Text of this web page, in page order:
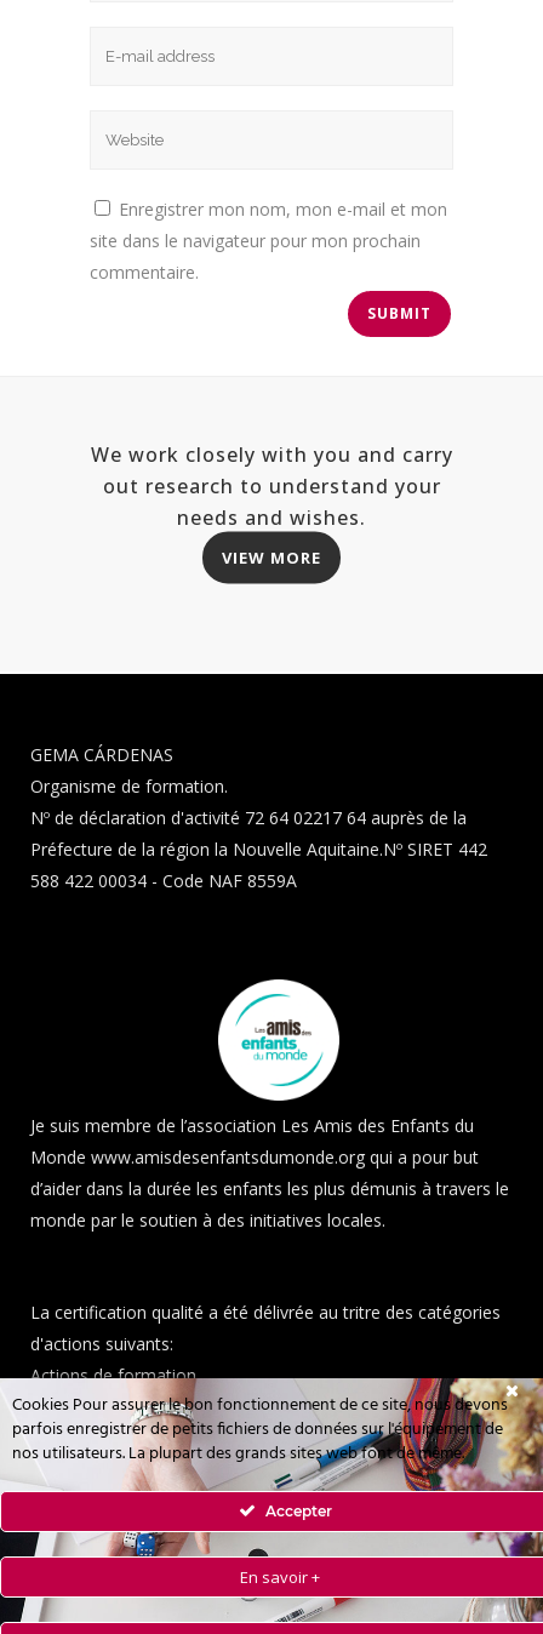
Enregistrer mon nom, mon e-mail et mon
site dans le navigateur pour mon prochain
commentaire.
We work closely with you and carry
out research to understand your
needs and wishes.
VIEW MORE
GEMA CÁRDENAS
Organisme de formation.
Nº de déclaration d'activité 72 64 02217 64 auprès de la
Préfecture de la région la Nouvelle Aquitaine.Nº SIRET 442
588 422 00034 - Code NAF 8559A
Je suis membre de l’association Les Amis des Enfants du
Monde www.amisdesenfantsdumonde.org qui a pour but
d’aider dans la durée les enfants les plus démunis à travers le
monde par le soutien à des initiatives locales.
La certification qualité a été délivrée au tritre des catégories
d'actions suivants:
Actions de formation.
MENTIONS LÉGALES
POLITIQUE DE PROTECTION
Cookies Pour assurer le bon fonctionnement de ce site, nous devons
parfois enregistrer de petits fichiers de données sur l'équipement de
nos utilisateurs. La plupart des grands sites web font de même.
Accepter
En savoir +